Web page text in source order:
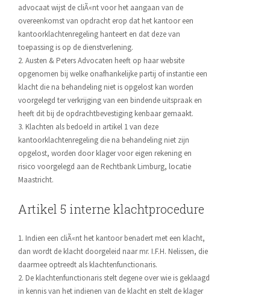
advocaat wijst de cliÃ«nt voor het aangaan van de
overeenkomst van opdracht erop dat het kantoor een
kantoorklachtenregeling hanteert en dat deze van
toepassing is op de dienstverlening.
2. Austen & Peters Advocaten heeft op haar website
opgenomen bij welke onafhankelijke partij of instantie een
klacht die na behandeling niet is opgelost kan worden
voorgelegd ter verkrijging van een bindende uitspraak en
heeft dit bij de opdrachtbevestiging kenbaar gemaakt.
3. Klachten als bedoeld in artikel 1 van deze
kantoorklachtenregeling die na behandeling niet zijn
opgelost, worden door klager voor eigen rekening en
risico voorgelegd aan de Rechtbank Limburg, locatie
Maastricht.
Artikel 5 interne klachtprocedure
1. Indien een cliÃ«nt het kantoor benadert met een klacht,
dan wordt de klacht doorgeleid naar mr. I.F.H. Nelissen, die
daarmee optreedt als klachtenfunctionaris.
2. De klachtenfunctionaris stelt degene over wie is geklaagd
in kennis van het indienen van de klacht en stelt de klager